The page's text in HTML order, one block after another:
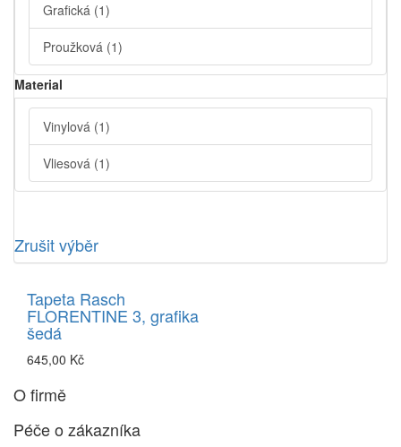
Grafická (1)
Proužková (1)
Material
Vinylová (1)
Vliesová (1)
Zrušit výběr
Tapeta Rasch
FLORENTINE 3, grafika
šedá
645,00 Kč
O firmě
Péče o zákazníka